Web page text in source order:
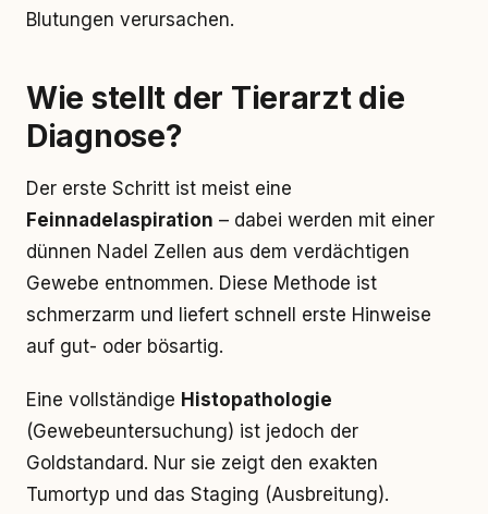
Blutungen verursachen.
Wie stellt der Tierarzt die
Diagnose?
Der erste Schritt ist meist eine
Feinnadelaspiration – dabei werden mit einer
dünnen Nadel Zellen aus dem verdächtigen
Gewebe entnommen. Diese Methode ist
schmerzarm und liefert schnell erste Hinweise
auf gut- oder bösartig.
Eine vollständige Histopathologie
(Gewebeuntersuchung) ist jedoch der
Goldstandard. Nur sie zeigt den exakten
Tumortyp und das Staging (Ausbreitung).